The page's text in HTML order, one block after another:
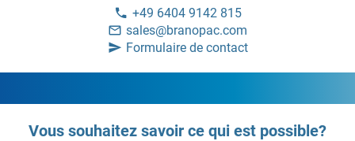
+49 6404 9142 815
sales@branopac.com
Formulaire de contact
Vous souhaitez savoir ce qui est possible?